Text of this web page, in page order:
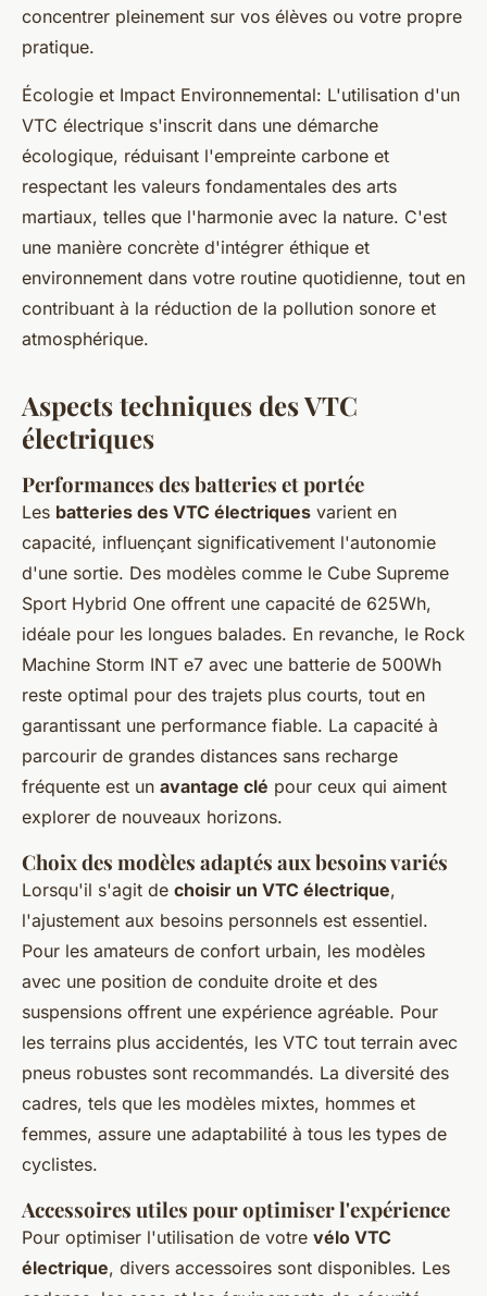
concentrer pleinement sur vos élèves ou votre propre
pratique.
Écologie et Impact Environnemental: L'utilisation d'un
VTC électrique s'inscrit dans une démarche
écologique, réduisant l'empreinte carbone et
respectant les valeurs fondamentales des arts
martiaux, telles que l'harmonie avec la nature. C'est
une manière concrète d'intégrer éthique et
environnement dans votre routine quotidienne, tout en
contribuant à la réduction de la pollution sonore et
atmosphérique.
Aspects techniques des VTC
électriques
Performances des batteries et portée
Les batteries des VTC électriques varient en
capacité, influençant significativement l'autonomie
d'une sortie. Des modèles comme le Cube Supreme
Sport Hybrid One offrent une capacité de 625Wh,
idéale pour les longues balades. En revanche, le Rock
Machine Storm INT e7 avec une batterie de 500Wh
reste optimal pour des trajets plus courts, tout en
garantissant une performance fiable. La capacité à
parcourir de grandes distances sans recharge
fréquente est un avantage clé pour ceux qui aiment
explorer de nouveaux horizons.
Choix des modèles adaptés aux besoins variés
Lorsqu'il s'agit de choisir un VTC électrique,
l'ajustement aux besoins personnels est essentiel.
Pour les amateurs de confort urbain, les modèles
avec une position de conduite droite et des
suspensions offrent une expérience agréable. Pour
les terrains plus accidentés, les VTC tout terrain avec
pneus robustes sont recommandés. La diversité des
cadres, tels que les modèles mixtes, hommes et
femmes, assure une adaptabilité à tous les types de
cyclistes.
Accessoires utiles pour optimiser l'expérience
Pour optimiser l'utilisation de votre vélo VTC
électrique, divers accessoires sont disponibles. Les